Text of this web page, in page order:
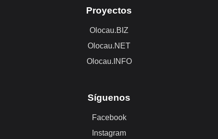
Proyectos
Olocau.BIZ
Olocau.NET
Olocau.INFO
Síguenos
Facebook
Instagram